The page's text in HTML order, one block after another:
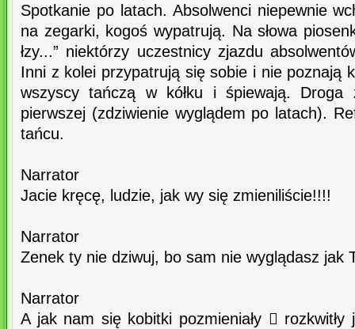
Spotkanie po latach. Absolwenci niepewnie
na zegarki, kogoś wypatrują. Na słowa
łzy...” niektórzy uczestnicy zjazdu
Inni z kolei przypatrują się sobie i nie poznają
wszyscy tańczą w kółku i śpiewają.
pierwszej (zdziwienie wyglądem po latach).
tańcu.
Narrator
Jacie kręcę, ludzie, jak wy się zmieniliście!!!!
Narrator
Zenek ty nie dziwuj, bo sam nie wyglądasz jak
Narrator
A jak nam się kobitki pozmieniały 